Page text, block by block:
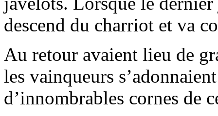
descend du charriot et va
Au retour avaient lieu de
les vainqueurs
d’innombrables cornes de